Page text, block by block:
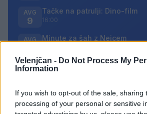
Velenjčan - Do Not Process My
Information
If you wish to opt-out of the sale, sharing
processing of your personal or sensitive
AVG
9
Tačke na patrulji: Dino-film
16:00
AVG Minute za šah z Nejcem